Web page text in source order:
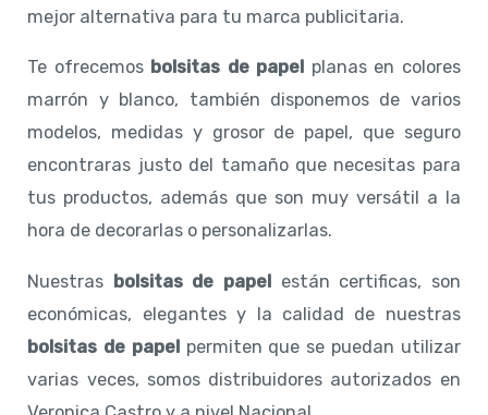
mejor alternativa para tu marca publicitaria.
Te ofrecemos bolsitas de papel planas en colores
marrón y blanco, también disponemos de varios
modelos, medidas y grosor de papel, que seguro
encontraras justo del tamaño que necesitas para
tus productos, además que son muy versátil a la
hora de decorarlas o personalizarlas.
Nuestras bolsitas de papel están certificas, son
económicas, elegantes y la calidad de nuestras
bolsitas de papelpermiten que se puedan utilizar
varias veces, somos distribuidores autorizados en